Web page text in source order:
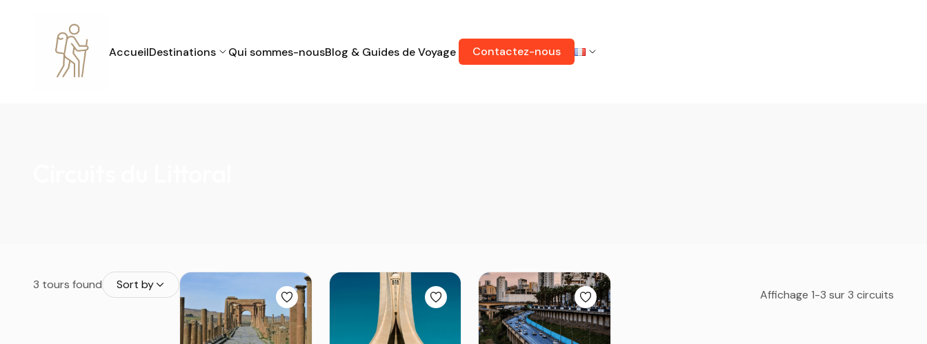
AccueilDestinations Qui sommes-nousBlog & Guides de Voyage Contactez-nous
3 tours found Sort by
Affichage 1-3 sur 3 circuits